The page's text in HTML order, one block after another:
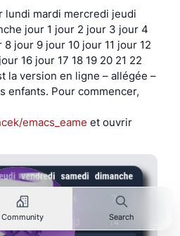
lundi mardi mercredi jeudi
jour 1 jour 2 jour 3 jour 4
jour 9 jour 10 jour 11 jour 12
16 jour 17 18 19 20 21 22
la version en ligne – allégée –
enfants. Pour commencer,
emacs_eame et ouvrir
Community Search